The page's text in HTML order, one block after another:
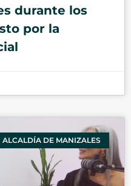
durante los
por la
ALCALDÍA DE MANIZALES